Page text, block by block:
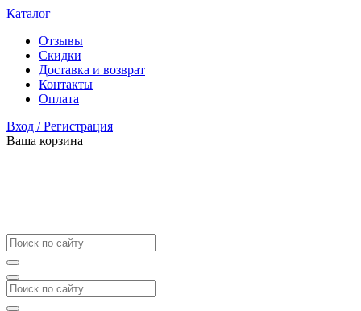
Каталог
Отзывы
Скидки
Доставка и возврат
Контакты
Оплата
Вход / Регистрация
Ваша корзина